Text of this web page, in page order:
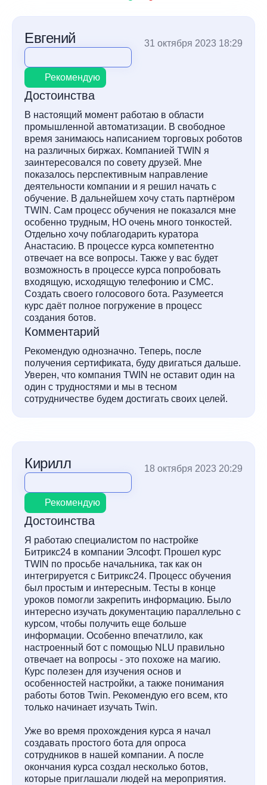
Евгений 31 октября 2023 18:29
Рекомендую
Достоинства
В настоящий момент работаю в области
промышленной автоматизации. В свободное
время занимаюсь написанием торговых роботов
на различных биржах. Компанией TWIN я
заинтересовался по совету друзей. Мне
показалось перспективным направление
деятельности компании и я решил начать с
обучение. В дальнейшем хочу стать партнёром
TWIN. Сам процесс обучения не показался мне
особенно трудным, НО очень много тонкостей.
Отдельно хочу поблагодарить куратора
Анастасию. В процессе курса компетентно
отвечает на все вопросы. Также у вас будет
возможность в процессе курса попробовать
входящую, исходящую телефонию и СМС.
Создать своего голосового бота. Разумеется
курс даёт полное погружение в процесс
создания ботов.
Комментарий
Рекомендую однозначно. Теперь, после
получения сертификата, буду двигаться дальше.
Уверен, что компания TWIN не оставит один на
один с трудностями и мы в тесном
сотрудничестве будем достигать своих целей.
Кирилл 18 октября 2023 20:29
Рекомендую
Достоинства
Я работаю специалистом по настройке
Битрикс24 в компании Элсофт. Прошел курс
TWIN по просьбе начальника, так как он
интегрируется с Битрикс24. Процесс обучения
был простым и интересным. Тесты в конце
уроков помогли закрепить информацию. Было
интересно изучать документацию параллельно с
курсом, чтобы получить еще больше
информации. Особенно впечатлило, как
настроенный бот с помощью NLU правильно
отвечает на вопросы - это похоже на магию.
Курс полезен для изучения основ и
особенностей настройки, а также понимания
работы ботов Twin. Рекомендую его всем, кто
только начинает изучать Twin.
Уже во время прохождения курса я начал
создавать простого бота для опроса
сотрудников в нашей компании. А после
окончания курса создал несколько ботов,
которые приглашали людей на мероприятия.